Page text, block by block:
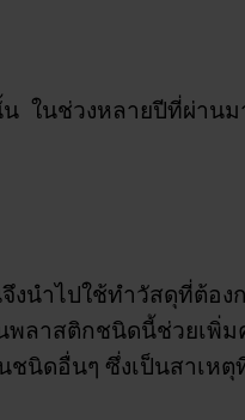
นช่วงหลายปีที่ผ่าน
นำไปใช้ทำวัสดุที่ต้อ
พลาสติกชนิดนี้ช่วยเ
ชนิดอื่นๆ ซึ่งเป็นสาเ